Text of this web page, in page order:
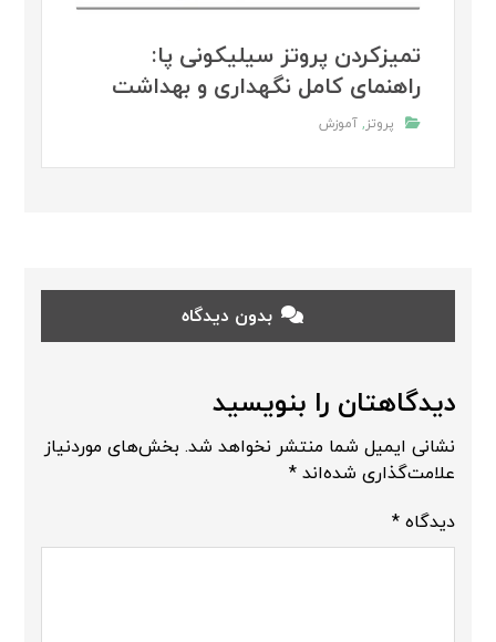
تمیزکردن پروتز سیلیکونی پا:
راهنمای کامل نگهداری و بهداشت
پروتز,آموزش
بدون دیدگاه
دیدگاهتان را بنویسید
نشانی ایمیل شما منتشر نخواهد شد. بخش‌های موردنیاز
علامت‌گذاری شده‌اند*
دیدگاه*